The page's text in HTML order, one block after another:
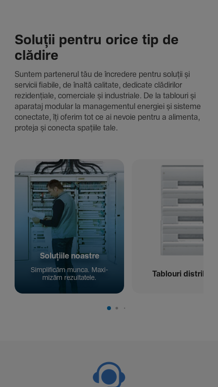
Soluții pentru orice tip de
clădire
Suntem parte­nerul tău de încre­dere pentru soluții și
servicii fiabile, de înaltă cali­tate, dedi­cate clădi­rilor
rezi­den­țiale, comer­ciale și indus­triale. De la tablouri și
aparataj modular la managementul energiei și sisteme
conec­tate, îți oferim tot ce ai nevoie pentru a alimenta,
proteja și conecta spațiile tale.
Solu­țiile noastre
Simpli­ficăm munca. Maxi­
mizăm rezul­ta­tele.
Tablouri